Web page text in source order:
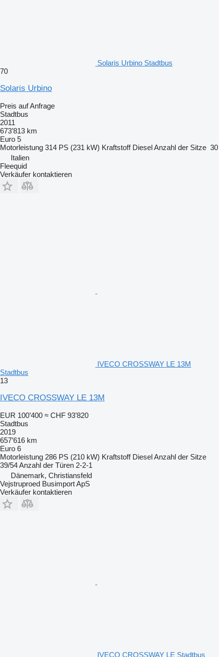
Solaris Urbino Stadtbus
70
Solaris Urbino
Preis auf Anfrage
Stadtbus
2011
673’813 km
Euro 5
Motorleistung 314 PS (231 kW) Kraftstoff DieselAnzahl der Sitze 30
Italien
Fleequid
Verkäufer kontaktieren
IVECO CROSSWAY LE 13M
Stadtbus
13
IVECO CROSSWAY LE 13M
EUR 100’400 ≈ CHF 93’820
Stadtbus
2019
657’616 km
Euro 6
Motorleistung 286 PS (210 kW) Kraftstoff DieselAnzahl der Sitze
39/54Anzahl der Türen 2-2-1
Dänemark, Christiansfeld
Vejstruproed Busimport ApS
Verkäufer kontaktieren
IVECO CROSSWAY LE Stadtbus